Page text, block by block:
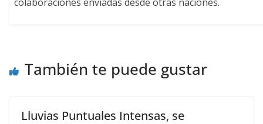
También te puede gustar
Lluvias Puntuales Intensas, se